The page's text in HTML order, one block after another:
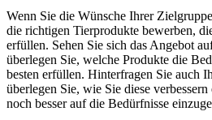
Wenn Sie ⁢die Wünsche ‌Ihrer
die richtigen ⁢Tierprodukte ⁣bewerben,
erfüllen. Sehen ⁢Sie sich das Angebot
überlegen⁣ Sie, welche Produkte die
besten erfüllen. Hinterfragen Sie auch
überlegen Sie, wie Sie diese
noch besser ‌auf die Bedürfnisse